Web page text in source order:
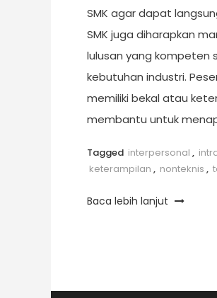
SMK agar dapat
SMK juga diharapkan
lulusan yang kompeten
kebutuhan industri.
memiliki bekal atau
membantu untuk
Tagged interpersonal ,
keterampilan , nonteknis ,
Baca lebih lanjut